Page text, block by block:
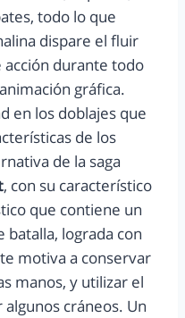
todo lo que
dispare el fluir
acción durante todo
gráfica.
en los doblajes que
de los
de la saga
, con su característico
que contiene un
lograda con
motiva a conservar
manos, y utilizar el
cráneos. Un